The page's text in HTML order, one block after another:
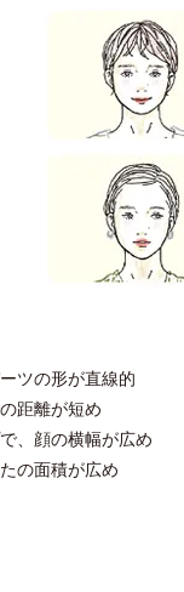
ツの形が直線的
距離が短め
、顔の横幅が広め
の面積が広め